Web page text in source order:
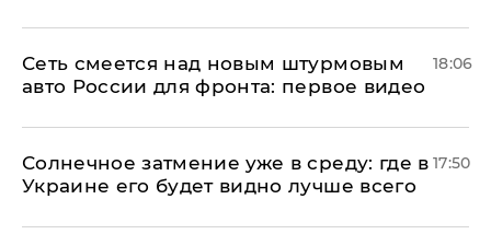
Сеть смеется над новым штурмовым
авто России для фронта: первое видео
18:06
​Солнечное затмение уже в среду: где в
Украине его будет видно лучше всего
17:50